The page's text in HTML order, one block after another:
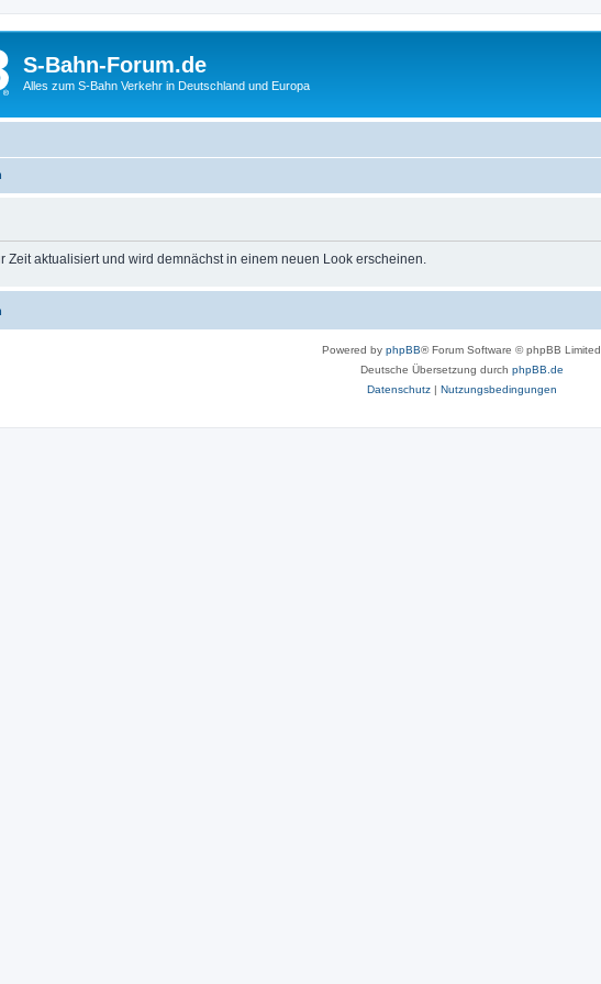
S-Bahn-Forum.de
Alles zum S-Bahn Verkehr in Deutschland und Europa
Zeit aktualisiert und wird demnächst in einem neuen Look erscheinen.
Powered by phpBB® Forum Software © phpBB Limited
Deutsche Übersetzung durch phpBB.de
Datenschutz| Nutzungsbedingungen